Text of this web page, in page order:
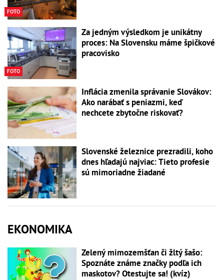
FOTO
FOTO
Za jedným výsledkom je unikátny
proces: Na Slovensku máme špičkové
pracovisko
Inflácia zmenila správanie Slovákov:
Ako narábať s peniazmi, keď
nechcete zbytočne riskovať?
Slovenské železnice prezradili, koho
dnes hľadajú najviac: Tieto profesie
sú mimoriadne žiadané
EKONOMIKA
Zelený mimozemšťan či žltý šašo:
Spoznáte známe značky podľa ich
maskotov? Otestujte sa! (kvíz)